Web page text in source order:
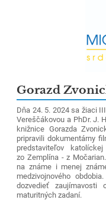
Gorazd
Dňa 24. 5. 2024 sa žiaci
Vereščákovou a PhDr. J.
knižnice Gorazda
pripravili dokumentárny
predstaviteľov
zo Zemplína - z
na známe i menej
medzivojnového
dozvedieť
maturitných zadaní.